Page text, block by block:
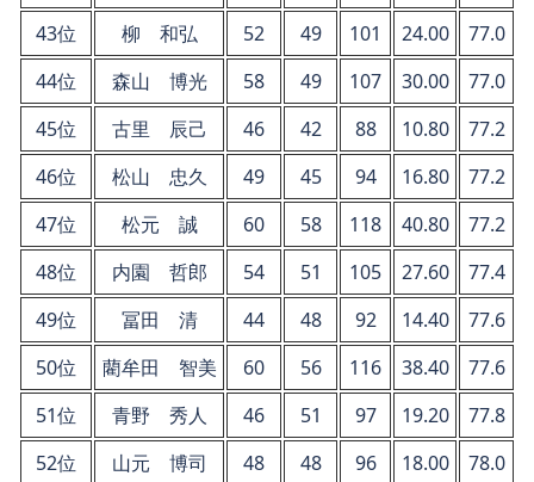
43位
柳 和弘 52 49 101 24.00
77.0
44位
森山 博光 58 49 107 30.00
77.0
45位
古里 辰己 46 42 88 10.80
77.2
46位
松山 忠久 49 45 94 16.80
77.2
47位
松元 誠 60 58 118 40.80
77.2
48位
内園 哲郎 54 51 105 27.60
77.4
49位
冨田 清 44 48 92 14.40
77.6
50位
藺牟田 智美 60 56 116 38.40
77.6
51位
青野 秀人 46 51 97 19.20
77.8
52位
山元 博司 48 48 96 18.00 78.0